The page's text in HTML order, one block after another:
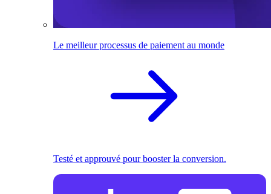
Le meilleur processus de paiement au monde
Testé et approuvé pour booster la conversion.